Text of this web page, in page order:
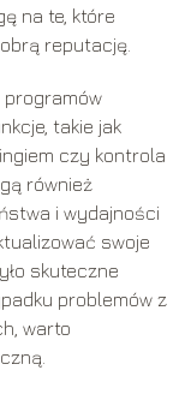
na te, które
reputację.
programów
takie jak
czy kontrola
również
i wydajności
swoje
skuteczne
problemów z
warto